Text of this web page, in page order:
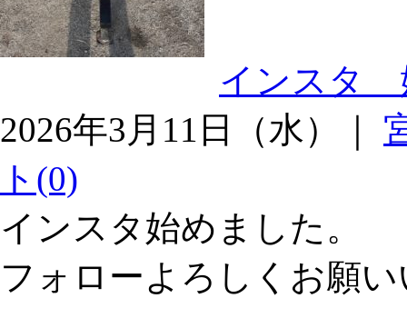
インスタ
2026年3月11日（水）｜
ト(0)
インスタ始めました。
フォローよろしくお願